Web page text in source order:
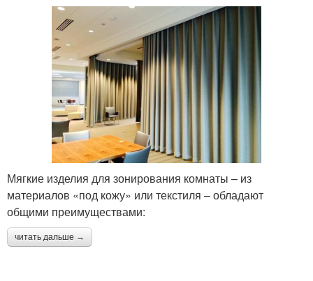
Мягкие изделия для зонирования комнаты – из
материалов «под кожу» или текстиля – обладают
общими преимуществами:
читать дальше →